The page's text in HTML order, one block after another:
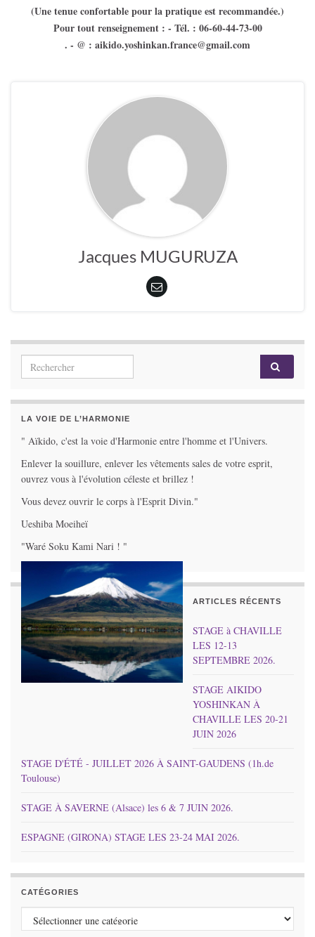
(Une tenue confortable pour la pratique est recommandée.)
Pour tout renseignement : - Tél. : 06-60-44-73-00
. - @ : aikido.yoshinkan.france@gmail.com
Jacques MUGURUZA
Search for:
LA VOIE DE L’HARMONIE
" Aïkido, c'est la voie d'Harmonie entre l'homme et l'Univers.
Enlever la souillure, enlever les vêtements sales de votre esprit,
ouvrez vous à l'évolution céleste et brillez !
Vous devez ouvrir le corps à l'Esprit Divin."
Ueshiba Moeiheï
"Waré Soku Kami Nari ! "
ARTICLES RÉCENTS
STAGE à CHAVILLE
LES 12-13
SEPTEMBRE 2026.
STAGE AIKIDO
YOSHINKAN À
CHAVILLE LES 20-21
JUIN 2026
STAGE D'ÉTÉ - JUILLET 2026 À SAINT-GAUDENS (1h.de
Toulouse)
STAGE À SAVERNE (Alsace) les 6 & 7 JUIN 2026.
ESPAGNE (GIRONA) STAGE LES 23-24 MAI 2026.
CATÉGORIES
Catégories